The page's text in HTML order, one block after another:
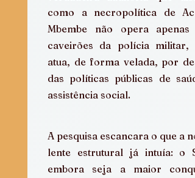
como a necropolítica de
Mbembe não opera apenas
caveirões da polícia militar,
atua, de forma velada, por
das políticas públicas de
assistência social.
A pesquisa escancara o que a
lente estrutural já intuía: o
embora seja a maior